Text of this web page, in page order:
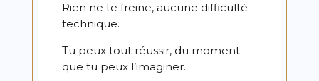
Rien ne te freine, aucune difficulté
technique.
Tu peux tout réussir, du moment
que tu peux l’imaginer.